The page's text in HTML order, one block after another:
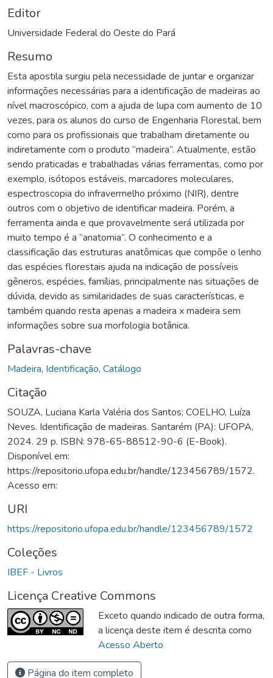
Editor
Universidade Federal do Oeste do Pará
Resumo
Esta apostila surgiu pela necessidade de juntar e organizar
informações necessárias para a identificação de madeiras ao
nível macroscópico, com a ajuda de lupa com aumento de 10
vezes, para os alunos do curso de Engenharia Florestal, bem
como para os profissionais que trabalham diretamente ou
indiretamente com o produto “madeira”. Atualmente, estão
sendo praticadas e trabalhadas várias ferramentas, como por
exemplo, isótopos estáveis, marcadores moleculares,
espectroscopia do infravermelho próximo (NIR), dentre
outros com o objetivo de identificar madeira. Porém, a
ferramenta ainda e que provavelmente será utilizada por
muito tempo é a “anatomia”. O conhecimento e a
classificação das estruturas anatômicas que compõe o lenho
das espécies florestais ajuda na indicação de possíveis
gêneros, espécies, famílias, principalmente nas situações de
dúvida, devido as similaridades de suas características, e
também quando resta apenas a madeira x madeira sem
informações sobre sua morfologia botânica.
Palavras-chave
Madeira, Identificação, Catálogo
Citação
SOUZA, Luciana Karla Valéria dos Santos; COELHO, Luíza
Neves. Identificação de madeiras. Santarém (PA): UFOPA,
2024. 29 p. ISBN: 978-65-88512-90-6 (E-Book).
Disponível em:
https://repositorio.ufopa.edu.br/handle/123456789/1572.
Acesso em:
URI
https://repositorio.ufopa.edu.br/handle/123456789/1572
Coleções
IBEF - Livros
Licença Creative Commons
Exceto quando indicado de outra forma,
a licença deste item é descrita como
Acesso Aberto
Página do item completo